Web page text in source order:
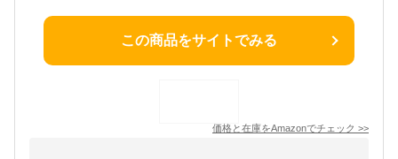
この商品をサイトでみる
価格と在庫をAmazonでチェック >>